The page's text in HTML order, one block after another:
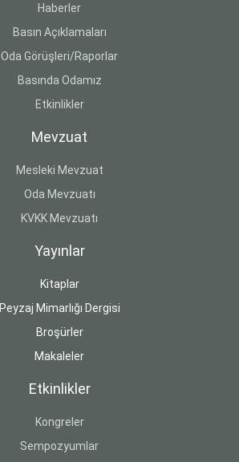
Haberler
Basın Açıklamaları
Oda Görüşleri/Raporlar
Basında Odamız
Etkinlikler
Mevzuat
Mesleki Mevzuat
Oda Mevzuatı
KVKK Mevzuatı
Yayınlar
Kitaplar
Peyzaj Mimarlığı Dergisi
Broşürler
Makaleler
Etkinlikler
Kongreler
Sempozyumlar